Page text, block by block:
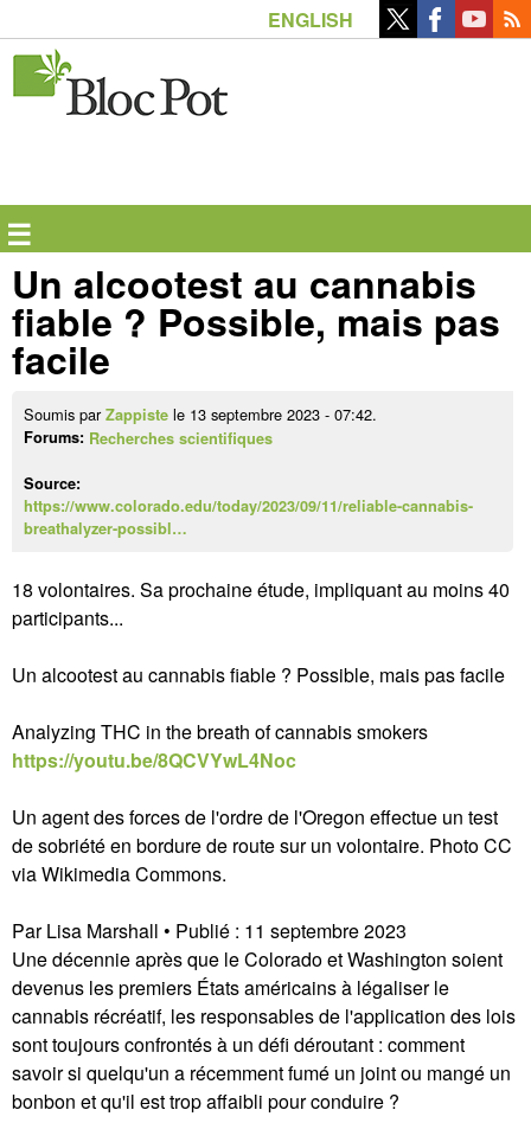
contenu
ENGLISH
☰
Un alcootest au cannabis
fiable ? Possible, mais pas
facile
Soumis parZappiste le 13 septembre 2023 - 07:42.
Forums: Recherches scientifiques
Source:
https://www.colorado.edu/today/2023/09/11/reliable-cannabis-
breathalyzer-possibl…
18 volontaires. Sa prochaine étude, impliquant au moins 40
participants...
Un alcootest au cannabis fiable ? Possible, mais pas facile
Analyzing THC in the breath of cannabis smokers
https://youtu.be/8QCVYwL4Noc
Un agent des forces de l'ordre de l'Oregon effectue un test
de sobriété en bordure de route sur un volontaire. Photo CC
via Wikimedia Commons.
Par Lisa Marshall • Publié : 11 septembre 2023
Une décennie après que le Colorado et Washington soient
devenus les premiers États américains à légaliser le
cannabis récréatif, les responsables de l'application des lois
sont toujours confrontés à un défi déroutant : comment
savoir si quelqu'un a récemment fumé un joint ou mangé un
bonbon et qu'il est trop affaibli pour conduire ?